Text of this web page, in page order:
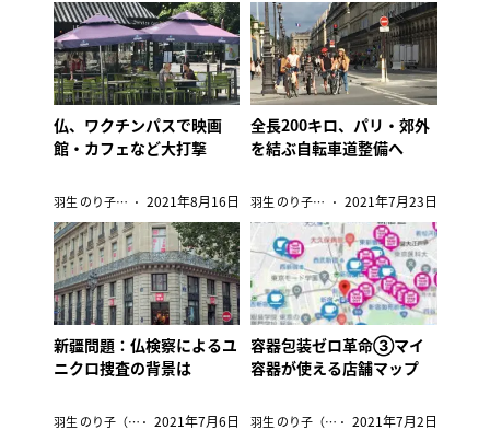
仏、ワクチンパスで映画
館・カフェなど大打撃
羽生 のり子（在パリ編集委員） 2021年8月16日
全長200キロ、パリ・郊外
を結ぶ自転車道整備へ
羽生 のり子（在パリ編集委員） 2021年7月23日
新疆問題：仏検察によるユ
ニクロ捜査の背景は
羽生 のり子（在パリ編集委員） 2021年7月6日
容器包装ゼロ革命③マイ
容器が使える店舗マップ
羽生 のり子（在パリ編集委員） 2021年7月2日